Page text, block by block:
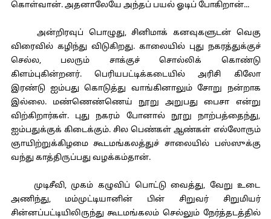
கொள்வான். அதனாலேயே அந்தப் பயல் ஓடிப் போகிறான்...
அன்றிரவுப் பொழுது, சினிமாக் கனவுகளுடன் வெகு
விரைவில் கழிந்து விடுகிறது. காலையில் புது நகரத்துக்குச்
செல்ல, பலரும் சாக்குச் சொல்லிக் கொண்டு
கிளம்புகின்றனர். பெரியபட்டிக்கடையில் அரிசி கிலோ
இரண்டு ஐம்பது கொடுத்து வாங்கினாலும் சோறு நன்றாக
இல்லை. மண்ணெண்ணெய் நூறு அறுபது பைசா என்று
விற்கிறார்கள். புது நகரம் போனால் நூறு நாற்பத்தைந்து,
ஐம்பதுக்குக் கிடைக்கும். சில பெண்கள் ஆண்கள் எல்லோரும்
ஞாயிற்றுக்கிழமை கூடமங்கலத்துச் சாலையில் பஸ்ஸுக்கு
வந்து காத்திருப்பது வழக்கம்தான்.
முடிசீவி, முகம் கழுவிப் பொட்டு வைத்து, வேறு உடை
அணிந்து, மம்முட்டியானின் பின் சிறுவர் சிறுமியர்
சின்னப்பட்டியிலிருந்து கூடமங்கலம் செல்லும் நேர்த்தடத்தில்